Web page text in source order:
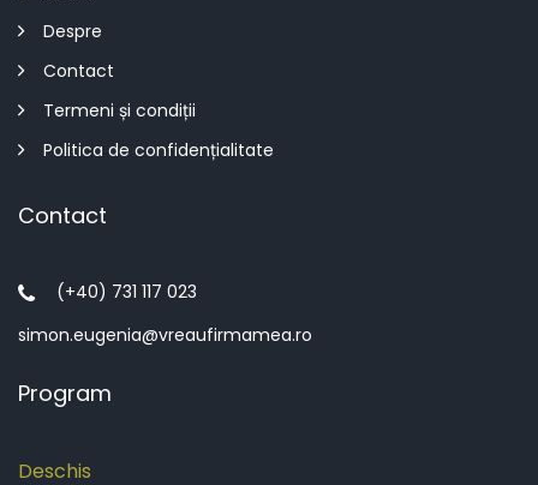
Despre
Contact
Termeni și condiții
Politica de confidențialitate
Contact
(+40) 731 117 023
simon.eugenia@vreaufirmamea.ro
Program
Deschis